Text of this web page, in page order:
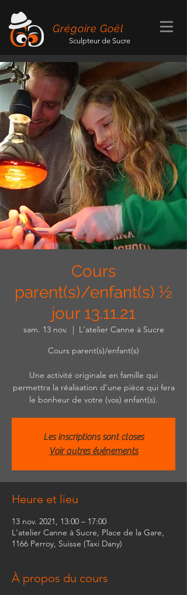
Grégoire Goël
Sculpteur de Sucre
Cours
parent(s)/enfant(s) ½
jour 13.11.21
sam. 13 nov.
  |
L'atelier Canne à Sucre
Cours parent(s)/enfant(s)
Une activité originale en famille qui
permettra la réalisation d’une pièce qui fera
le bonheur de votre (vos) enfant(s).
Les inscriptions sont closes
Voir autres événements
Heure et lieu
13 nov. 2021, 13:00 – 17:00
L'atelier Canne à Sucre, Place de la Gare,
1166 Perroy, Suisse (Taxi Dany)
À propos du cours